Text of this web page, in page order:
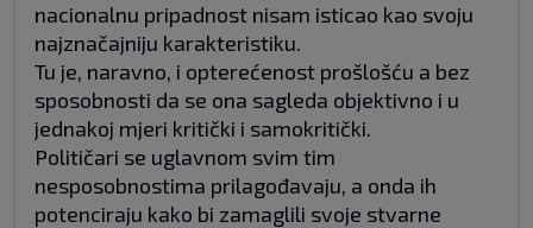
nacionalnu pripadnost nisam isticao kao svoju
najznačajniju karakteristiku.
Tu je, naravno, i opterećenost prošlošću a bez
sposobnosti da se ona sagleda objektivno i u
jednakoj mjeri kritički i samokritički.
Političari se uglavnom svim tim
nesposobnostima prilagođavaju, a onda ih
potenciraju kako bi zamaglili svoje stvarne